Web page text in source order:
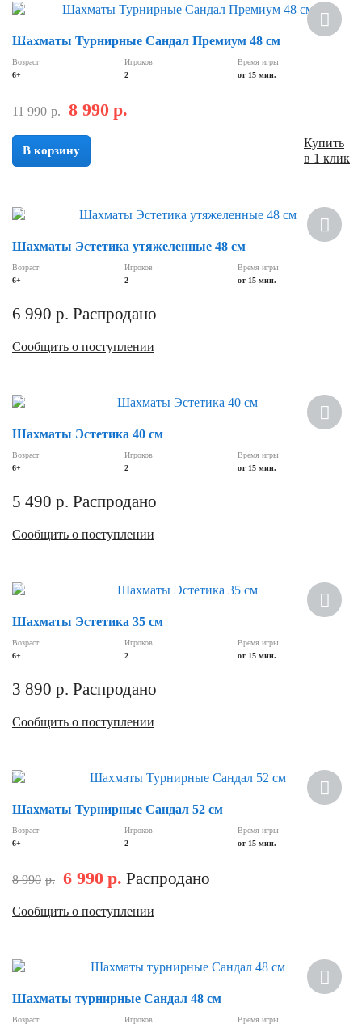
Хит
Скидка
Шахматы Турнирные Сандал Премиум 48 см
Возраст
6+
Игроков
2
Время игры
от 15 мин.
11 990 р. 8 990 р.
В корзину
Купить
в 1 клик
Хит
Шахматы Эстетика утяжеленные 48 см
Возраст
6+
Игроков
2
Время игры
от 15 мин.
6 990 р. Распродано
Сообщить о поступлении
Хит
Шахматы Эстетика 40 см
Возраст
6+
Игроков
2
Время игры
от 15 мин.
5 490 р. Распродано
Сообщить о поступлении
Хит
Шахматы Эстетика 35 см
Возраст
6+
Игроков
2
Время игры
от 15 мин.
3 890 р. Распродано
Сообщить о поступлении
Скидка
Шахматы Турнирные Сандал 52 см
Возраст
6+
Игроков
2
Время игры
от 15 мин.
8 990 р. 6 990 р. Распродано
Сообщить о поступлении
Шахматы турнирные Сандал 48 см
Возраст
Игроков
Время игры